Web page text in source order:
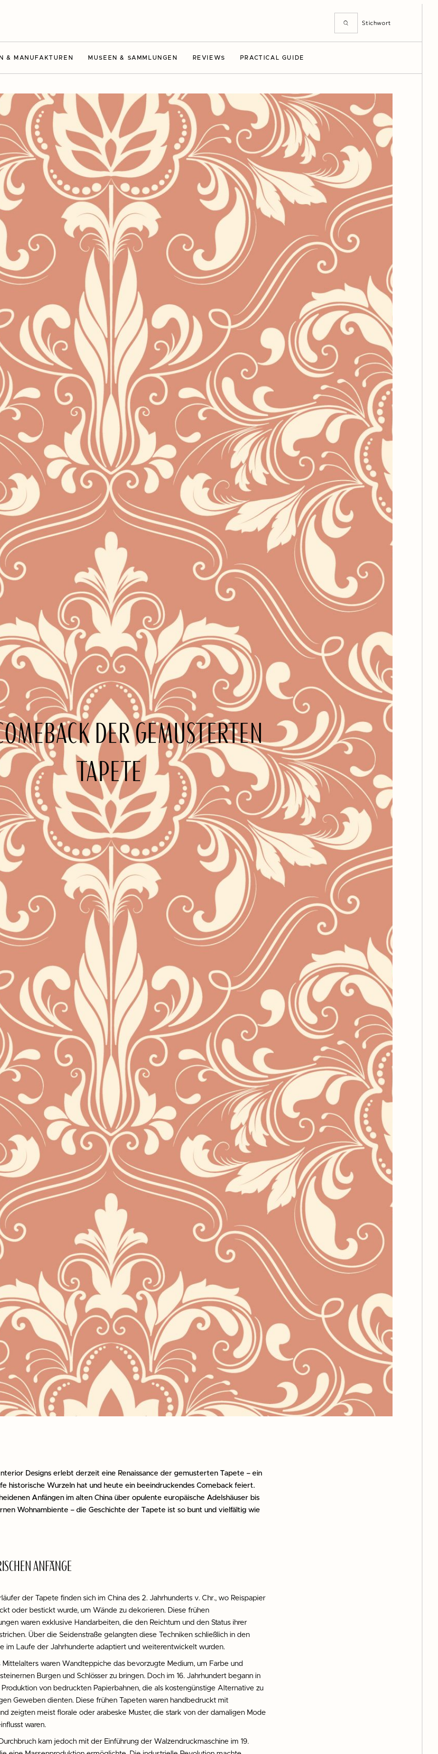
& MANUFAKTUREN MUSEEN & SAMMLUNGEN REVIEWS PRACTICAL GUIDE
DER GEMUSTERTEN
TAPETE
Designs erlebt derzeit eine Renaissance der gemusterten Tapete – ein
historische Wurzeln hat und heute ein beeindruckendes Comeback feiert.
Anfängen im alten China über opulente europäische Adelshäuser bis
Wohnambiente – die Geschichte der Tapete ist so bunt und vielfältig wie
ANFÄNGE
der Tapete finden sich im China des 2. Jahrhunderts v. Chr., wo Reispapier
oder bestickt wurde, um Wände zu dekorieren. Diese frühen
waren exklusive Handarbeiten, die den Reichtum und den Status ihrer
Über die Seidenstraße gelangten diese Techniken schließlich in den
im Laufe der Jahrhunderte adaptiert und weiterentwickelt wurden.
Mittelalters waren Wandteppiche das bevorzugte Medium, um Farbe und
Burgen und Schlösser zu bringen. Doch im 16. Jahrhundert begann in
Produktion von bedruckten Papierbahnen, die als kostengünstige Alternative zu
Geweben dienten. Diese frühen Tapeten waren handbedruckt mit
zeigten meist florale oder arabeske Muster, die stark von der damaligen Mode
waren.
kam jedoch mit der Einführung der Walzendruckmaschine im 19.